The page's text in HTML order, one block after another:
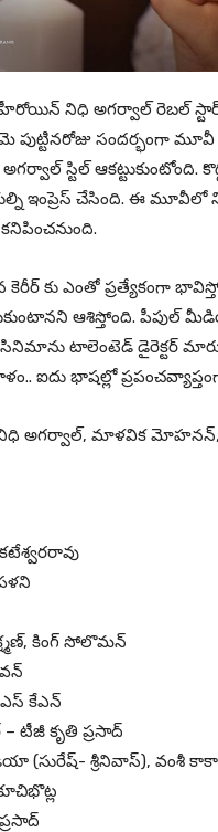
నిధి అగర్వాల్ రెబల్ స్టార్
పుట్టినరోజు సందర్భంగా
అగర్వాల్ స్టిల్
ఇంప్రెస్ చేసింది. ఈ
కు ఎంతో ప్రత్యేకంగా
ఆశిస్తోంది. పీపుల్
సినిమాను టాలెంటెడ్ డైరెక్టర్
ఐదు భాషల్లో
నిధి అగర్వాల్, మాళవిక మోహనన్,
కింగ్ సోలొమన్
కేఎన్
– టీజీ కృతి ప్రసాద్
(సురేష్- శ్రీనివాస్), వంశీ కాకా